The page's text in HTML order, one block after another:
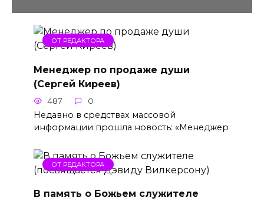
ОТ РЕДАКТОРА
Менеджер по продаже души
(Сергей Киреев)
487 0
Недавно в средствах массовой
информации прошла новость: «Менеджер
ОТ РЕДАКТОРА
В память о Божьем служителе